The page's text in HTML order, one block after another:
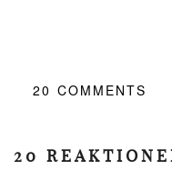
20 COMMENTS
20